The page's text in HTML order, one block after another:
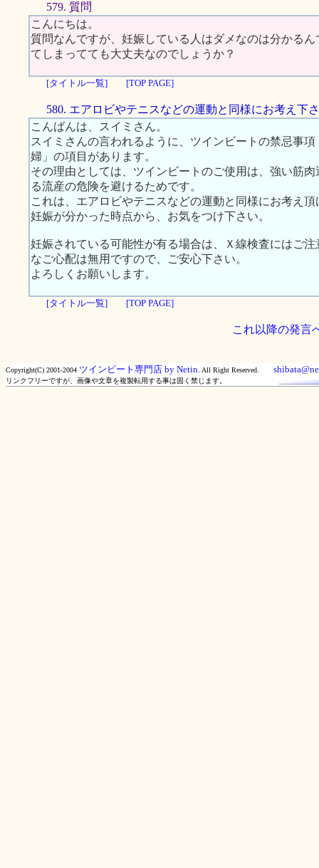
579. 質問
こんにちは。
質問なんですが、妊娠している人はダメなのは分かる
てしまってても大丈夫なのでしょうか？
[タイトル一覧] [TOP PAGE]
580. エアロビやテニスなどの運動と同様にお考え下
こんばんは、スイミさん。
スイミさんの言われるように、ツインビートの禁忌事
婦」の項目があります。
その理由としては、ツインビートのご使用は、強い筋
る流産の危険を避けるためです。
これは、エアロビやテニスなどの運動と同様にお考え
妊娠が分かった時点から、お気をつけ下さい。
妊娠されている可能性が有る場合は、Ｘ線検査にはご
なご心配は無用ですので、ご安心下さい。
よろしくお願いします。
[タイトル一覧] [TOP PAGE]
これ以降の発言
Copyright(C) 2001-2004 ツインビート専門店 by Netin. All Right Reserved.
リンクフリーですが、画像や文章を複製転用する事は固く禁じます。